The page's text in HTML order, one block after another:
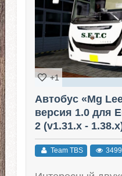
+1
Автобус «Mg
версия 1.0 для
2 (v1.31.x -
Team TBS 3499